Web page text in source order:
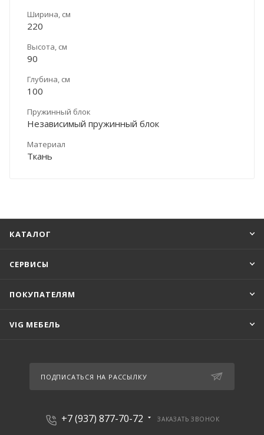
Ширина, см
220
Высота, см
90
Глубина, см
100
Пружинный блок
Независимый пружинный блок
Материал
Ткань
КАТАЛОГ
СЕРВИСЫ
ПОКУПАТЕЛЯМ
VIG МЕБЕЛЬ
ПОДПИСАТЬСЯ НА РАССЫЛКУ
+7 (937) 877-70-72 ЗАКАЗАТЬ ЗВОНОК